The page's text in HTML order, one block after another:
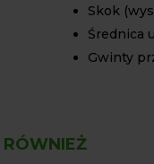
Skok
Średnica
Gwinty
RÓWNIEŻ